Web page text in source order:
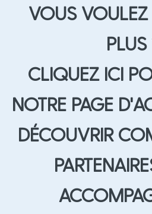
VOUS VOULEZ
PLUS
CLIQUEZ ICI
NOTRE PAGE
DÉCOUVRIR